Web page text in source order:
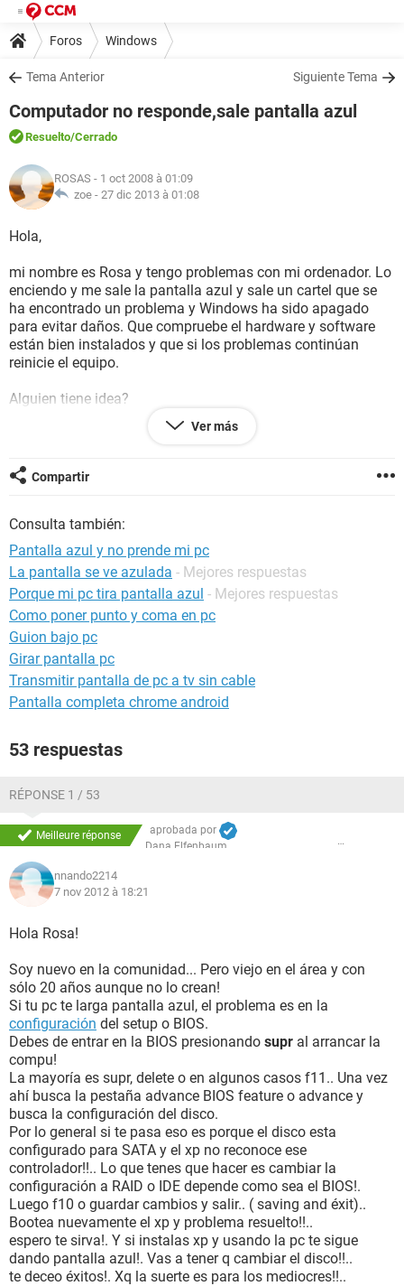
Foros Windows
Tema Anterior Siguiente Tema
Computador no responde,sale pantalla azul
Resuelto/Cerrado
ROSAS - 1 oct 2008 à 01:09
zoe - 27 dic 2013 à 01:08
Hola,
mi nombre es Rosa y tengo problemas con mi ordenador. Lo
enciendo y me sale la pantalla azul y sale un cartel que se
ha encontrado un problema y Windows ha sido apagado
para evitar daños. Que compruebe el hardware y software
están bien instalados y que si los problemas continúan
reinicie el equipo.
Alguien tiene idea?
Configuración:
Ver más
Compartir
Consulta también:
Pantalla azul y no prende mi pc
La pantalla se ve azulada - Mejores respuestas
Porque mi pc tira pantalla azul - Mejores respuestas
Como poner punto y coma en pc
Guion bajo pc
Girar pantalla pc
Transmitir pantalla de pc a tv sin cable
Pantalla completa chrome android
53 respuestas
RÉPONSE 1 / 53
Meilleure réponse
aprobada por
Dana Elfenbaum
nnando2214
7 nov 2012 à 18:21
Hola Rosa!
Soy nuevo en la comunidad... Pero viejo en el área y con
sólo 20 años aunque no lo crean!
Si tu pc te larga pantalla azul, el problema es en la
configuración del setup o BIOS.
Debes de entrar en la BIOS presionando supr al arrancar la
compu!
La mayoría es supr, delete o en algunos casos f11.. Una vez
ahí busca la pestaña advance BIOS feature o advance y
busca la configuración del disco.
Por lo general si te pasa eso es porque el disco esta
configurado para SATA y el xp no reconoce ese
controlador!!.. Lo que tenes que hacer es cambiar la
configuración a RAID o IDE depende como sea el BIOS!.
Luego f10 o guardar cambios y salir.. ( saving and éxit)..
Bootea nuevamente el xp y problema resuelto!!..
espero te sirva!. Y si instalas xp y usando la pc te sigue
dando pantalla azul!. Vas a tener q cambiar el disco!!..
te deceo éxitos!. Xq la suerte es para los mediocres!!..